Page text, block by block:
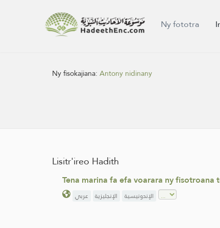
Ny fototra
Ny fisokajiana:Antony nidinany
Lisitr'ireo Hadith
Tena marina fa efa voarara ny fisotroana
عربي الإنجليزية الإندونيسية